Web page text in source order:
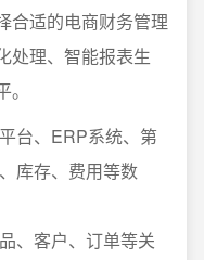
合适的电商财务管理
处理、智能报表生
台、ERP系统、第
库存、费用等数
、客户、订单等关